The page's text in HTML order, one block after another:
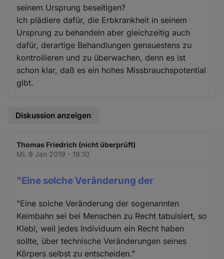
seinem Ursprung beseitigen?
Ich plädiere dafür, die Erbkrankheit in seinem
Ursprung zu behandeln aber gleichzeitig auch
dafür, derartige Behandlungen genauestens zu
kontrollieren und zu überwachen, denn es ist
schon klar, daß es ein hohes Missbrauchspotential
gibt.
Diskussion anzeigen
Thomas Friedrich (nicht überprüft)
Mi. 9 Jan 2019 - 19:10
"Eine solche Veränderung der
"Eine solche Veränderung der sogenannten
Keimbahn sei bei Menschen zu Recht tabuisiert, so
Klebl, weil jedes Individuum ein Recht haben
sollte, über technische Veränderungen seines
Körpers selbst zu entscheiden."